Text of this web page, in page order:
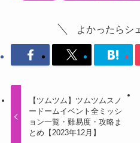
よかったらシ
【ツムツム】ツムツムスノ
ードームイベント全ミッシ
ョン一覧・難易度・攻略ま
とめ【2023年12月】